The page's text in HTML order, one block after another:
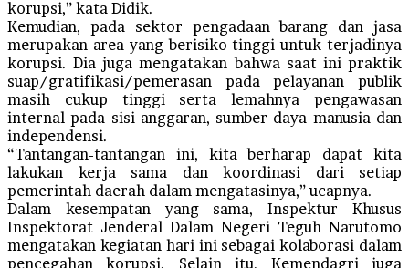
korupsi,” kata Didik.
Kemudian, pada sektor pengadaan barang dan jasa
merupakan area yang berisiko tinggi untuk terjadinya
korupsi. Dia juga mengatakan bahwa saat ini praktik
suap/gratifikasi/pemerasan pada pelayanan publik
masih cukup tinggi serta lemahnya pengawasan
internal pada sisi anggaran, sumber daya manusia dan
independensi.
“Tantangan-tantangan ini, kita berharap dapat kita
lakukan kerja sama dan koordinasi dari setiap
pemerintah daerah dalam mengatasinya,” ucapnya.
Dalam kesempatan yang sama, Inspektur Khusus
Inspektorat Jenderal Dalam Negeri Teguh Narutomo
mengatakan kegiatan hari ini sebagai kolaborasi dalam
pencegahan korupsi. Selain itu, Kemendagri juga